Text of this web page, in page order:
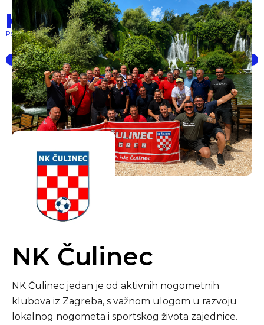
Klub prvaka
Pokret lokalnih klubova... powered by PSK
NK Čulinec
NK Čulinec jedan je od aktivnih nogometnih
klubova iz Zagreba, s važnom ulogom u razvoju
lokalnog nogometa i sportskog života zajednice.